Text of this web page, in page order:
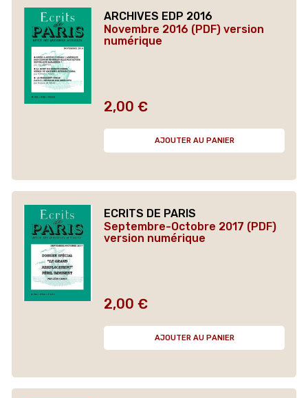
ARCHIVES EDP 2016
Novembre 2016 (PDF) version
numérique
Prix
2,00 €
AJOUTER AU PANIER
ECRITS DE PARIS
Septembre-Octobre 2017 (PDF)
version numérique
Prix
2,00 €
AJOUTER AU PANIER